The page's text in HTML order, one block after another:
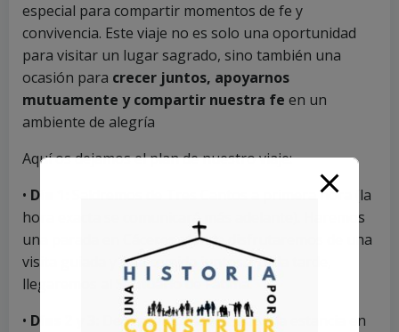
especial para compartir momentos de fe y
convivencia. Este viaje no es solo una oportunidad
para visitar un lugar sagrado, sino también una
ocasión para crecer juntos, apoyarnos
mutuamente y compartir nuestra fe en un
ambiente de alegría
Aquí os dejamos el plan de nuestro viaje:
• Día 1:
Saldremos de Tres Cantos a primera hora (la
hora exacta se comunicará más adelante). Haremos
una parada en Cáceres, donde disfrutaremos de una
visita guiada y una comida juntos. Por la tarde,
llegaremos al Santuario de Fátima.
• Días 2 y 3:
Dedicaremos estos días a la estancia en